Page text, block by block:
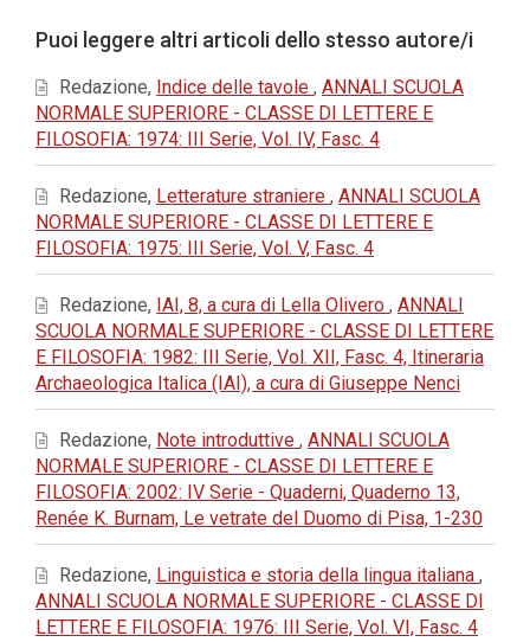
dell'articolo
Puoi leggere altri articoli dello stesso autore/i
Redazione, Indice delle tavole , ANNALI SCUOLA
NORMALE SUPERIORE - CLASSE DI LETTERE E
FILOSOFIA: 1974: III Serie, Vol. IV, Fasc. 4
Redazione, Letterature straniere , ANNALI SCUOLA
NORMALE SUPERIORE - CLASSE DI LETTERE E
FILOSOFIA: 1975: III Serie, Vol. V, Fasc. 4
Redazione, IAI, 8, a cura di Lella Olivero , ANNALI
SCUOLA NORMALE SUPERIORE - CLASSE DI LETTERE
E FILOSOFIA: 1982: III Serie, Vol. XII, Fasc. 4, Itineraria
Archaeologica Italica (IAI), a cura di Giuseppe Nenci
Redazione, Note introduttive , ANNALI SCUOLA
NORMALE SUPERIORE - CLASSE DI LETTERE E
FILOSOFIA: 2002: IV Serie - Quaderni, Quaderno 13,
Renée K. Burnam, Le vetrate del Duomo di Pisa, 1-230
Redazione, Linguistica e storia della lingua italiana ,
ANNALI SCUOLA NORMALE SUPERIORE - CLASSE DI
LETTERE E FILOSOFIA: 1976: III Serie, Vol. VI, Fasc. 4